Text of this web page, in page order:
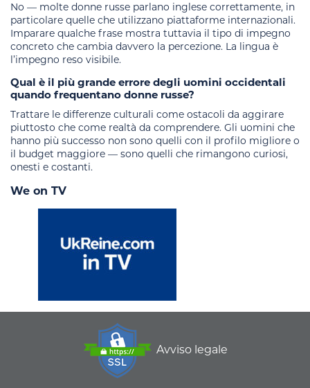
No — molte donne russe parlano inglese correttamente, in
particolare quelle che utilizzano piattaforme internazionali.
Imparare qualche frase mostra tuttavia il tipo di impegno
concreto che cambia davvero la percezione. La lingua è
l’impegno reso visibile.
Qual è il più grande errore degli uomini occidentali
quando frequentano donne russe?
Trattare le differenze culturali come ostacoli da aggirare
piuttosto che come realtà da comprendere. Gli uomini che
hanno più successo non sono quelli con il profilo migliore o
il budget maggiore — sono quelli che rimangono curiosi,
onesti e costanti.
We on TV
Avviso legale